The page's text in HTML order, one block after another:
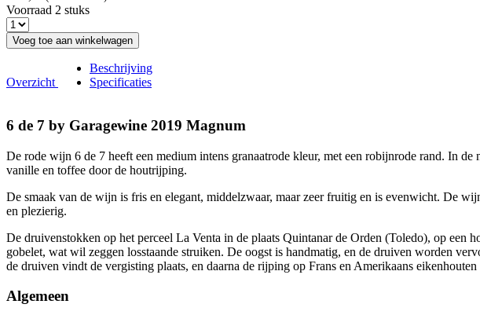
Voorraad 2 stuks
Voeg toe aan winkelwagen
Overzicht
Beschrijving
Specificaties
6 de 7 by Garagewine 2019 Magnum
De rode wijn 6 de 7 heeft een medium intens granaatrode kleur, met een robijnrode rand. In
vanille en toffee door de houtrijping.
De smaak van de wijn is fris en elegant, middelzwaar, maar zeer fruitig en is evenwicht. De
en plezierig.
De druivenstokken op het perceel La Venta in de plaats Quintanar de Orden (Toledo), op een
gobelet, wat wil zeggen losstaande struiken. De oogst is handmatig, en de druiven worden
de druiven vindt de vergisting plaats, en daarna de rijping op Frans en Amerikaans
Algemeen